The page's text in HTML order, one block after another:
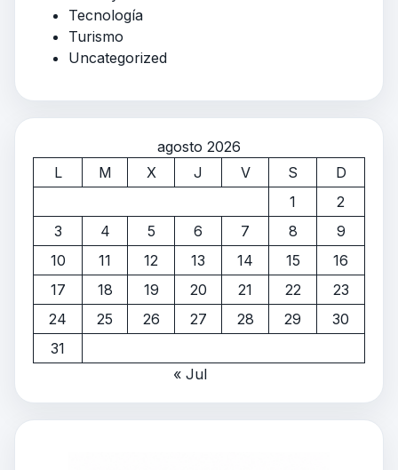
Tecnología
Turismo
Uncategorized
agosto 2026
L
M X J V S
D
1
2
3
4 5 6 7 8
9
10
11 12 13 14 15
16
17
18 19 20 21 22
23
24
25 26 27 28 29
30
31
« Jul